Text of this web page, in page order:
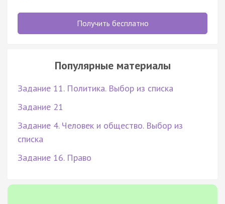
Получить бесплатно
Популярные материалы
Задание 11. Политика. Выбор из списка
Задание 21
Задание 4. Человек и общество. Выбор из
списка
Задание 16. Право